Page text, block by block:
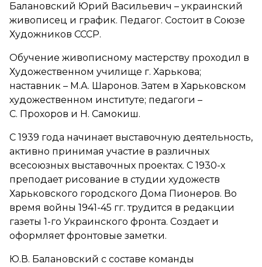
Балановский Юрий Васильевич – украинский
живописец и график. Педагог. Состоит в Союзе
Художников СССР.
Обучение живописному мастерству проходил в
Художественном училище г. Харькова;
наставник – М.А. Шаронов. Затем в Харьковском
художественном институте; педагоги –
С. Прохоров и Н. Самокиш.
С 1939 года начинает выставочную деятельность,
активно принимая участие в различных
всесоюзных выставочных проектах. С 1930-х
преподает рисование в студии художеств
Харьковского городского Дома Пионеров. Во
время войны 1941-45 гг. трудится в редакции
газеты 1-го Украинского фронта. Создает и
оформляет фронтовые заметки.
Ю.В. Балановский с составе команды